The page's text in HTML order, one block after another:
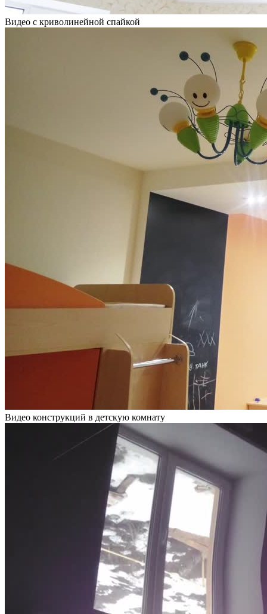
Видео с криволинейной спайкой
Видео конструкций в детскую комнату